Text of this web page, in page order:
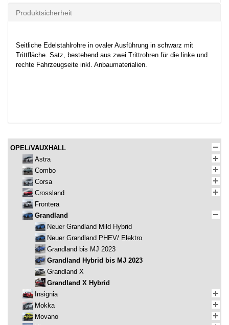
Produktsicherheit
Seitliche Edelstahlrohre in ovaler Ausführung in schwarz mit
Trittfläche. Satz, bestehend aus zwei Trittrohren für die linke und
rechte Fahrzeugseite inkl. Anbaumaterialien.
OPEL/VAUXHALL
Astra
Combo
Corsa
Crossland
Frontera
Grandland
Neuer Grandland Mild Hybrid
Neuer Grandland PHEV/ Elektro
Grandland bis MJ 2023
Grandland Hybrid bis MJ 2023
Grandland X
Grandland X Hybrid
Insignia
Mokka
Movano